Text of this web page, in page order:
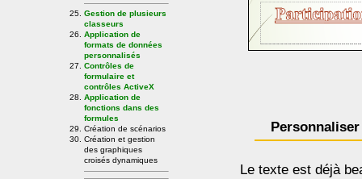
Gestion de plusieurs
classeurs
Application de
formats de données
personnalisés
Contrôles de
formulaire et
contrôles ActiveX
Application de
fonctions dans des
formules
Création de scénarios
Création et gestion
des graphiques
croisés dynamiques
Le texte est déjà